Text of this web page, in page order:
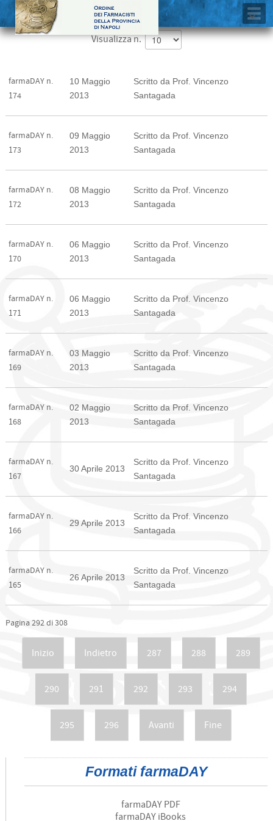
Visualizza n.
farmaDAY n.
174
10 Maggio
2013
Scritto da Prof. Vincenzo
Santagada
farmaDAY n.
173
09 Maggio
2013
Scritto da Prof. Vincenzo
Santagada
farmaDAY n.
172
08 Maggio
2013
Scritto da Prof. Vincenzo
Santagada
farmaDAY n.
170
06 Maggio
2013
Scritto da Prof. Vincenzo
Santagada
farmaDAY n.
171
06 Maggio
2013
Scritto da Prof. Vincenzo
Santagada
farmaDAY n.
169
03 Maggio
2013
Scritto da Prof. Vincenzo
Santagada
farmaDAY n.
168
02 Maggio
2013
Scritto da Prof. Vincenzo
Santagada
farmaDAY n.
167
30 Aprile 2013
Scritto da Prof. Vincenzo
Santagada
farmaDAY n.
166
29 Aprile 2013
Scritto da Prof. Vincenzo
Santagada
farmaDAY n.
165
26 Aprile 2013
Scritto da Prof. Vincenzo
Santagada
Pagina 292 di 308
Inizio Indietro 287 288 289
290 291 292 293 294
295 296 Avanti Fine
Formati farmaDAY
farmaDAY PDF
farmaDAY iBooks